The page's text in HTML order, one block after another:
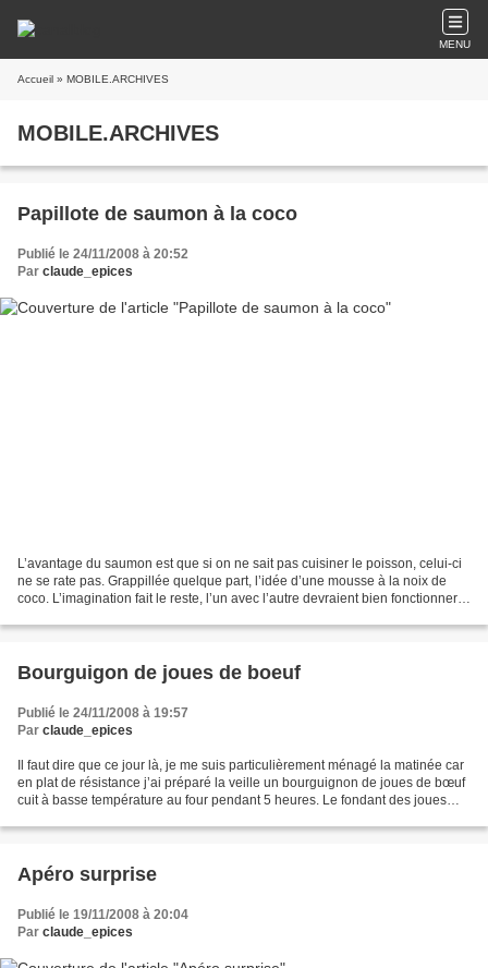
MENU
Accueil » MOBILE.ARCHIVES
MOBILE.ARCHIVES
Papillote de saumon à la coco
Publié le 24/11/2008 à 20:52
Par claude_epices
L’avantage du saumon est que si on ne sait pas cuisiner le poisson, celui-ci
ne se rate pas. Grappillée quelque part, l’idée d’une mousse à la noix de
coco. L’imagination fait le reste, l’un avec l’autre devraient bien fonctionner.
Bourguigon de joues de boeuf
Publié le 24/11/2008 à 19:57
Par claude_epices
Il faut dire que ce jour là, je me suis particulièrement ménagé la matinée car
en plat de résistance j’ai préparé la veille un bourguignon de joues de bœuf
cuit à basse température au four pendant 5 heures. Le fondant des joues
Apéro surprise
Publié le 19/11/2008 à 20:04
Par claude_epices